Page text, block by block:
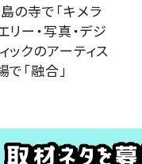
の寺で「キメラ
ー・写真・デジ
ックのアーティス
「融合」